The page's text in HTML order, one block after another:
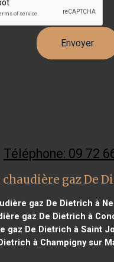
Téléphone: 09 72
gaz De
gaz De Dietrich à
gaz De Dietrich à
gaz De Dietrich à Saint
à Champigny sur